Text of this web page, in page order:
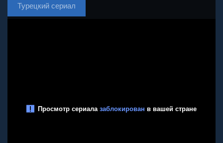
Турецкий сериал